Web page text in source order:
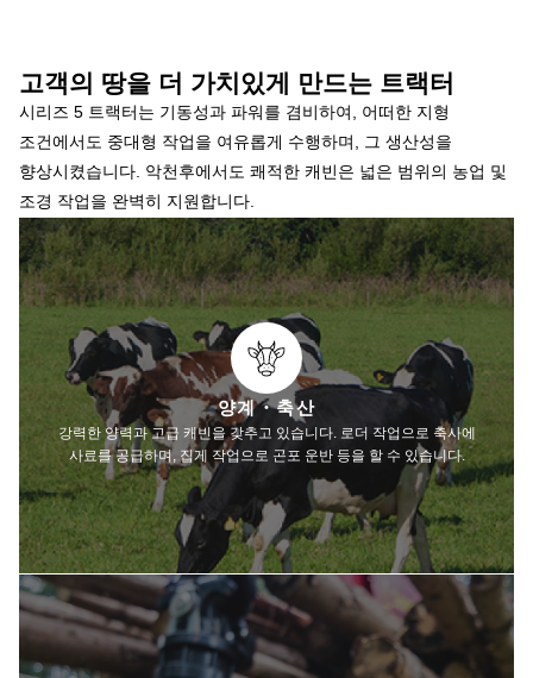
고객의 땅을 더 가치있게 만드는 트랙터
시리즈 5 트랙터는 기동성과 파워를 겸비하여, 어떠한 지형
조건에서도 중대형 작업을 여유롭게 수행하며, 그 생산성을
향상시켰습니다. 악천후에서도 쾌적한 캐빈은 넓은 범위의 농업 및
조경 작업을 완벽히 지원합니다.
양계・축산
강력한 양력과 고급 캐빈을 갖추고 있습니다. 로더 작업으로 축사에
사료를 공급하며, 집게 작업으로 곤포 운반 등을 할 수 있습니다.